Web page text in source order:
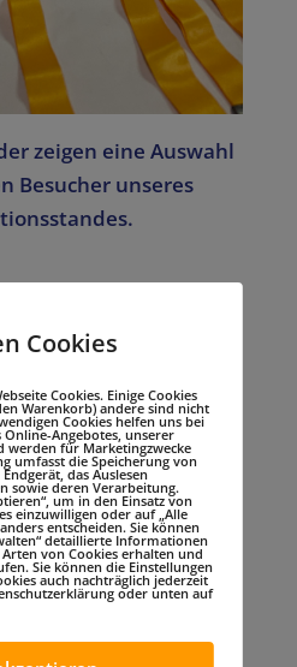
zeigen eine Auswahl
Besucher unseres
– unser
bekommt
des Kdo SES neben
auch noch
alle die diese
Cookies
Cookies. Einige Cookies
Warenkorb) andere sind nicht
Cookies helfen uns bei
Angebotes, unserer
werden für Marketingzwecke
umfasst die Speicherung von
das Auslesen
sowie deren Verarbeitung.
um in den Einsatz von
einzuwilligen oder auf „Alle
entscheiden. Sie können
detaillierte Informationen
von Cookies erhalten und
Sie können die Einstellungen
auch nachträglich jederzeit
oder unten auf